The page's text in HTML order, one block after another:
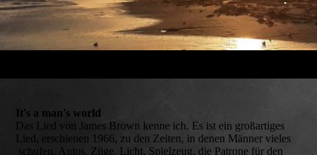
It's a man's world
Das Lied von James Brown kenne ich. Es ist ein großartiges
Lied, erschienen 1966, zu den Zeiten, in denen Männer vieles
schufen, Autos, Züge, Licht, Spielzeug, die Patrone für den